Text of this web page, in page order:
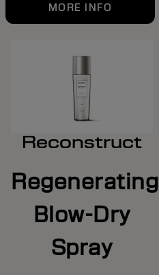
MORE INFO
Reconstruct
Regenerating
Blow-Dry
Spray